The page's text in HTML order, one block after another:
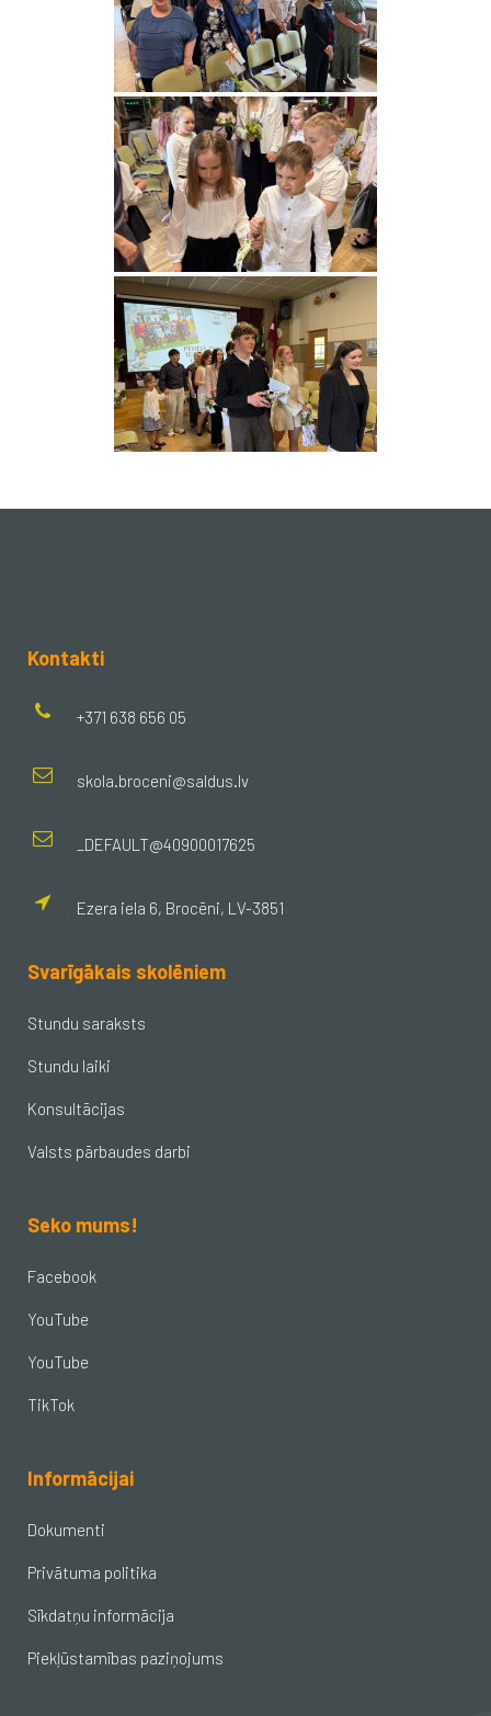
Kontakti
+371 638 656 05
skola.broceni@saldus.lv
_DEFAULT@40900017625
Ezera iela 6, Brocēni, LV-3851
Svarīgākais skolēniem
Stundu saraksts
Stundu laiki
Konsultācijas
Valsts pārbaudes darbi
Seko mums!
Facebook
YouTube
YouTube
TikTok
Informācijai
Dokumenti
Privātuma politika
Sīkdatņu informācija
Piekļūstamības paziņojums